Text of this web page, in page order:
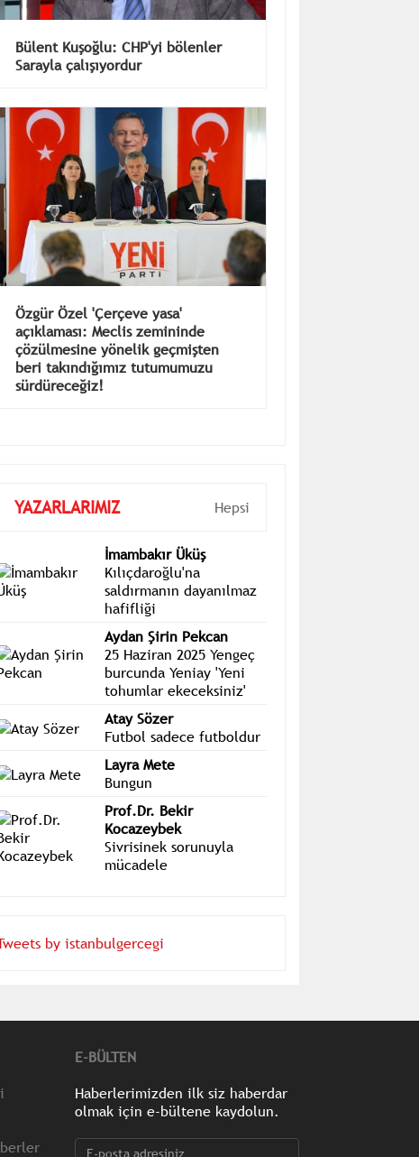
Bülent Kuşoğlu: CHP'yi bölenler
Özgür Özel 'Çerçeve yasa'
açıklaması: Meclis zemininde
çözülmesine yönelik geçmişten
beri takındığımız tutumumuzu
İmambakır Üküş
Kılıçdaroğlu'na
saldırmanın dayanılmaz
hafifliği
Aydan Şirin Pekcan
25 Haziran 2025 Yengeç
burcunda Yeniay 'Yeni
tohumlar ekeceksiniz'
Atay Sözer
Futbol sadece futboldur
Layra Mete
Bungun
Prof.Dr. Bekir
Kocazeybek
Sivrisinek sorunuyla
E-BÜLTEN
Haberlerimizden ilk siz haberdar
olmak için e-bültene kaydolun.